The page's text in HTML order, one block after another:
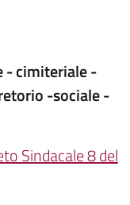
- cimiteriale -
-sociale -
Sindacale 8 del